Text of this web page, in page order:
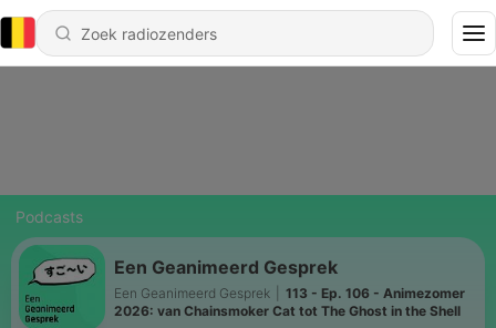
Podcasts
Een Geanimeerd Gesprek
Een Geanimeerd Gesprek
113 - Ep. 106 - Animezomer
2026: van Chainsmoker Cat tot The Ghost in the Shell